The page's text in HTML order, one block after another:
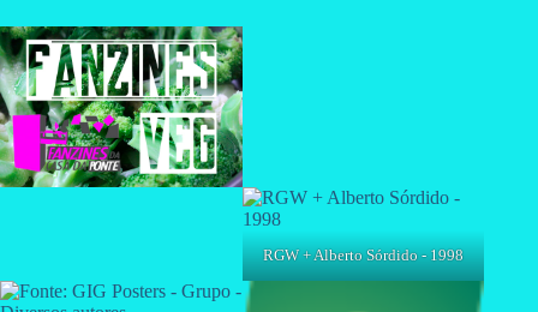
RGW + Alberto Sórdido - 1998